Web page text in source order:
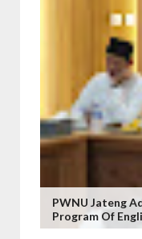
PWNU Jateng
Program Of